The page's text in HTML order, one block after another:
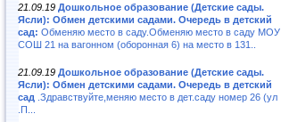
21.09.19 Дошкольное образование (Детские сады.
Ясли): Обмен детскими садами. Очередь в детский
сад: Обменяю место в саду.Обменяю место в саду МОУ
СОШ 21 на вагонном (оборонная 6) на место в 131..
21.09.19 Дошкольное образование (Детские сады.
Ясли): Обмен детскими садами. Очередь в детский
сад .Здравствуйте,меняю место в дет.саду номер 26 (ул
.П...